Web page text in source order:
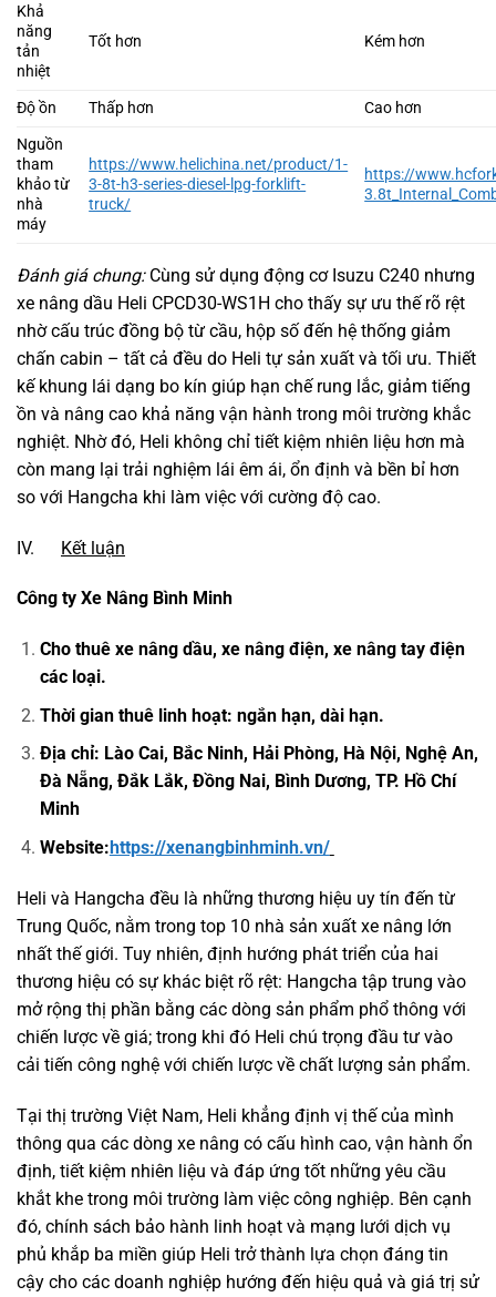
Khả
năng
tản
nhiệt
Tốt hơn Kém hơn
Độ ồn Thấp hơn
Cao hơn
Nguồn
tham
khảo từ
nhà
máy
https://www.helichina.net/product/1-
3-8t-h3-series-diesel-lpg-forklift-
truck/
https://
Đánh giá chung:Cùng sử dụng động cơ Isuzu C240 nhưng
xe nâng dầu Heli CPCD30-WS1H cho thấy sự ưu thế rõ rệt
nhờ cấu trúc đồng bộ từ cầu, hộp số đến hệ thống giảm
chấn cabin – tất cả đều do Heli tự sản xuất và tối ưu. Thiết
kế khung lái dạng bo kín giúp hạn chế rung lắc, giảm tiếng
ồn và nâng cao khả năng vận hành trong môi trường khắc
nghiệt. Nhờ đó, Heli không chỉ tiết kiệm nhiên liệu hơn mà
còn mang lại trải nghiệm lái êm ái, ổn định và bền bỉ hơn
so với Hangcha khi làm việc với cường độ cao.
IV. Kết luận
Công ty Xe Nâng Bình Minh
Cho thuê xe nâng dầu, xe nâng điện, xe nâng tay điện
các loại.
Thời gian thuê linh hoạt: ngắn hạn, dài hạn.
Địa chỉ: Lào Cai, Bắc Ninh, Hải Phòng, Hà Nội, Nghệ An,
Đà Nẵng, Đắk Lắk, Đồng Nai, Bình Dương, TP. Hồ Chí
Minh
Website:https://xenangbinhminh.vn/
Heli và Hangcha đều là những thương hiệu uy tín đến từ
Trung Quốc, nằm trong top 10 nhà sản xuất xe nâng lớn
nhất thế giới. Tuy nhiên, định hướng phát triển của hai
thương hiệu có sự khác biệt rõ rệt: Hangcha tập trung vào
mở rộng thị phần bằng các dòng sản phẩm phổ thông với
chiến lược về giá; trong khi đó Heli chú trọng đầu tư vào
cải tiến công nghệ với chiến lược về chất lượng sản phẩm.
Tại thị trường Việt Nam, Heli khẳng định vị thế của mình
thông qua các dòng xe nâng có cấu hình cao, vận hành ổn
định, tiết kiệm nhiên liệu và đáp ứng tốt những yêu cầu
khắt khe trong môi trường làm việc công nghiệp. Bên cạnh
đó, chính sách bảo hành linh hoạt và mạng lưới dịch vụ
phủ khắp ba miền giúp Heli trở thành lựa chọn đáng tin
cậy cho các doanh nghiệp hướng đến hiệu quả và giá trị sử